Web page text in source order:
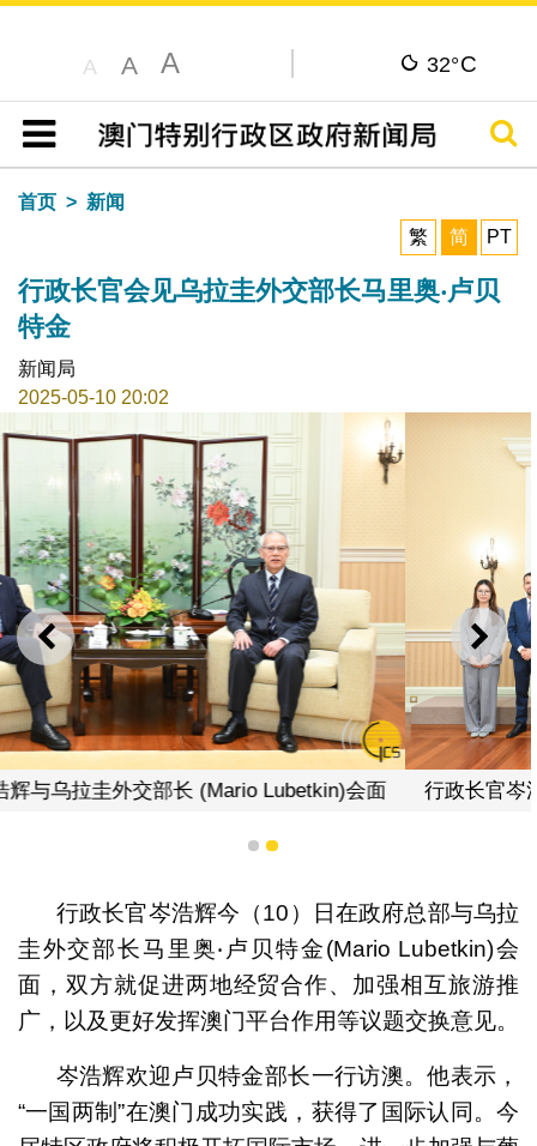
A A A 32°C
目录
搜寻
首页
新闻
繁
简 PT
行政长官会见乌拉圭外交部长马里奥‧卢贝
特金
新闻局
2025-05-10 20:02
上一则 下一
会面
行政长官岑浩辉与乌拉圭外交部长 (Mario
1 2
行政长官岑浩辉今（10）日在政府总部与乌拉
圭外交部长马里奥‧卢贝特金(Mario Lubetkin)会
面，双方就促进两地经贸合作、加强相互旅游推
广，以及更好发挥澳门平台作用等议题交换意见。
岑浩辉欢迎卢贝特金部长一行访澳。他表示，
“一国两制”在澳门成功实践，获得了国际认同。今